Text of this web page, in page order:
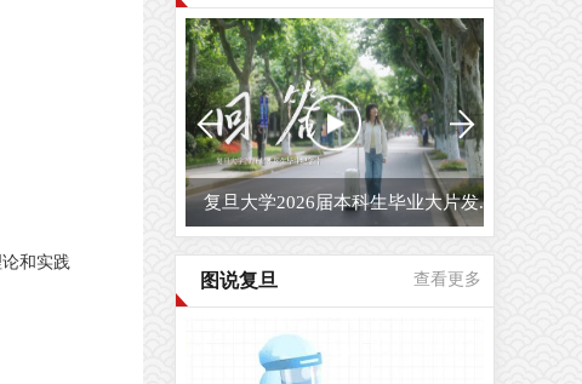
和实践
复旦大学2026届本科生毕业大片发...
图说复旦 查看更多